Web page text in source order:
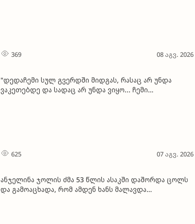
369 08 აგვ. 2026
"დედაჩემი სულ გვერდში მიდგას, რასაც არ უნდა
ვაკეთებდე და სადაც არ უნდა ვიყო... ჩემი
625 07 აგვ. 2026
ანჯელინა ჯოლის ძმა 53 წლის ასაკში დაშორდა ცოლს
და გამოაცხადა, რომ ამდენ ხანს მალავდა